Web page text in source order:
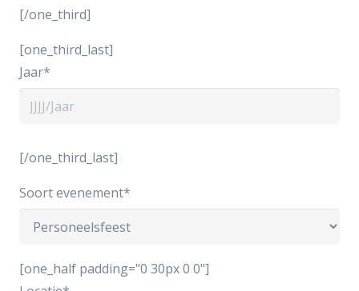
[/one_third]
[one_third_last]
Jaar*
[/one_third_last]
Soort evenement*
[one_half padding="0 30px 0 0"]